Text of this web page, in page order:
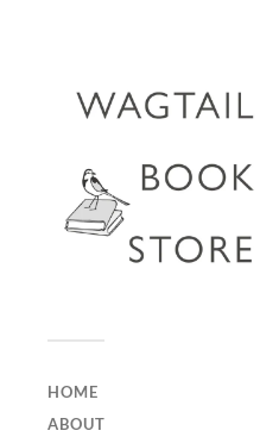
HOME
ABOUT